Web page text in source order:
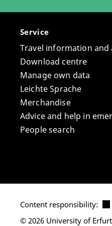
Service
Travel information and
Download centre
Manage own data
Leichte Sprache
Merchandise
Advice and help in
People search
Content responsibility:
© 2026 University of Erfurt